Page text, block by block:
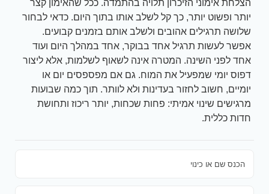
הצלחת אימוני הזיכרון תלויה בהתמדה. ככל שהאימון קצר
יותר ופשוט יותר, כך קל לשלב אותו בתוך היום. כדאי לבחור
שלושה תרגילים אהובים ולשלב אותם בזמנים קבועים.
אפשר לעשות תרגיל אחד בבוקר, אחד במהלך היום ועוד
אחד לפני השינה. המטרה אינה לשאוף לשלמות, אלא ליצור
דפוס יומי שמפעיל את המוח. גם אם מפספסים יום או
יומיים, חשוב לחזור בעדינות ולא לוותר. תוך כמה שבועות
מרגישים שינוי אמיתי: פחות שכחות, יותר ריכוז ותחושת
חדות כללית.